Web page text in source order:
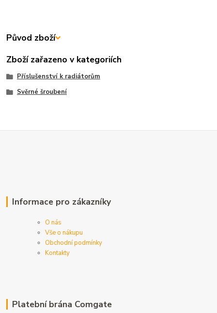
Původ zboží
Zboží zařazeno v kategoriích
Příslušenství k radiátorům
Svěrné šroubení
Informace pro zákazníky
O nás
Vše o nákupu
Obchodní podmínky
Kontakty
Platební brána Comgate